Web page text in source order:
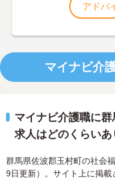
アドバ
マイナビ介
マイナビ介護職に
求人はどのくらいあ
群馬県佐波郡玉村町の社会
9日更新）。サイト上に掲